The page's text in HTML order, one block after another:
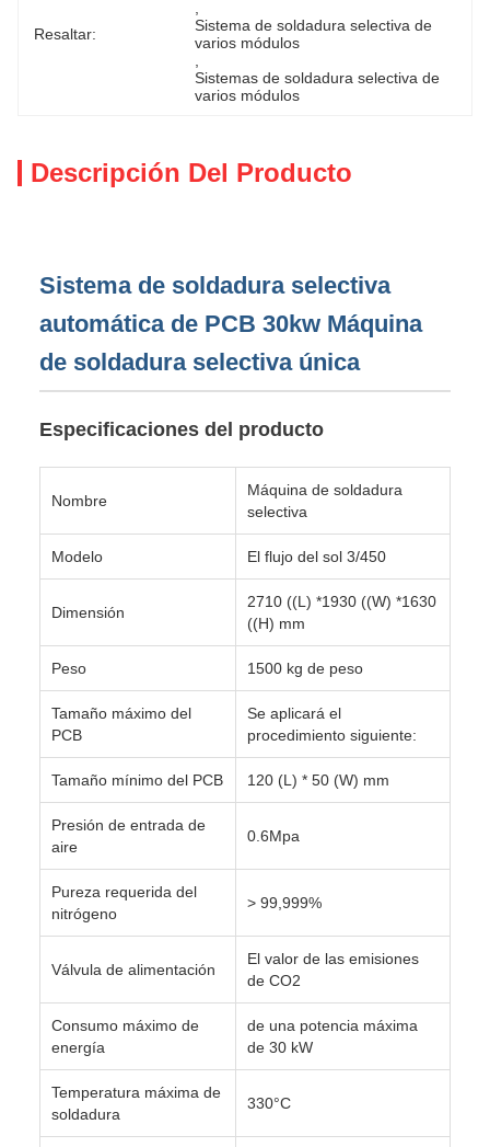
Resaltar:
Sistema de soldadura selectiva de
varios módulos
Sistemas de soldadura selectiva de
varios módulos
Descripción Del Producto
Sistema de soldadura selectiva
automática de PCB 30kw Máquina
de soldadura selectiva única
Especificaciones del producto
Nombre
Máquina de soldadura
selectiva
Modelo El flujo del sol 3/450
Dimensión
2710 ((L) *1930 ((W) *1630
((H) mm
Peso 1500 kg de peso
Tamaño máximo del
PCB
Se aplicará el
procedimiento siguiente:
Tamaño mínimo del PCB 120 (L) * 50 (W) mm
Presión de entrada de
aire
0.6Mpa
Pureza requerida del
nitrógeno
> 99,999%
Válvula de alimentación
El valor de las emisiones
de CO2
Consumo máximo de
energía
de una potencia máxima
de 30 kW
Temperatura máxima de
soldadura
330°C